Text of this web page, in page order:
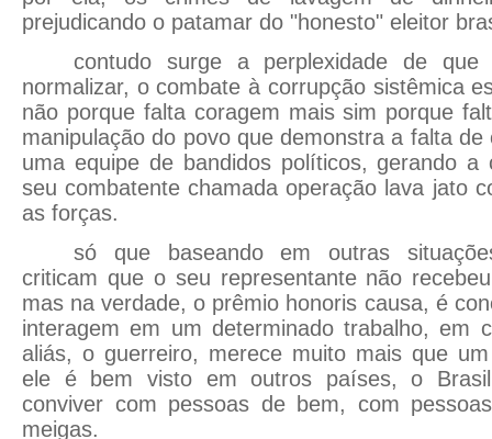
prejudicando o patamar do "honesto" eleitor
contudo surge a perplexidade de
normalizar, o combate à corrupção sistêmica
não porque falta coragem mais sim porque
manipulação do povo que demonstra a falta
uma equipe de bandidos políticos, gerando a
seu combatente chamada operação lava jato
as forças.
só que baseando em outras
criticam que o seu representante não
mas na verdade, o prêmio honoris causa, é
interagem em um determinado trabalho, em
aliás, o guerreiro, merece muito mais que
ele é bem visto em outros países, o
conviver com pessoas de bem, com
meigas.